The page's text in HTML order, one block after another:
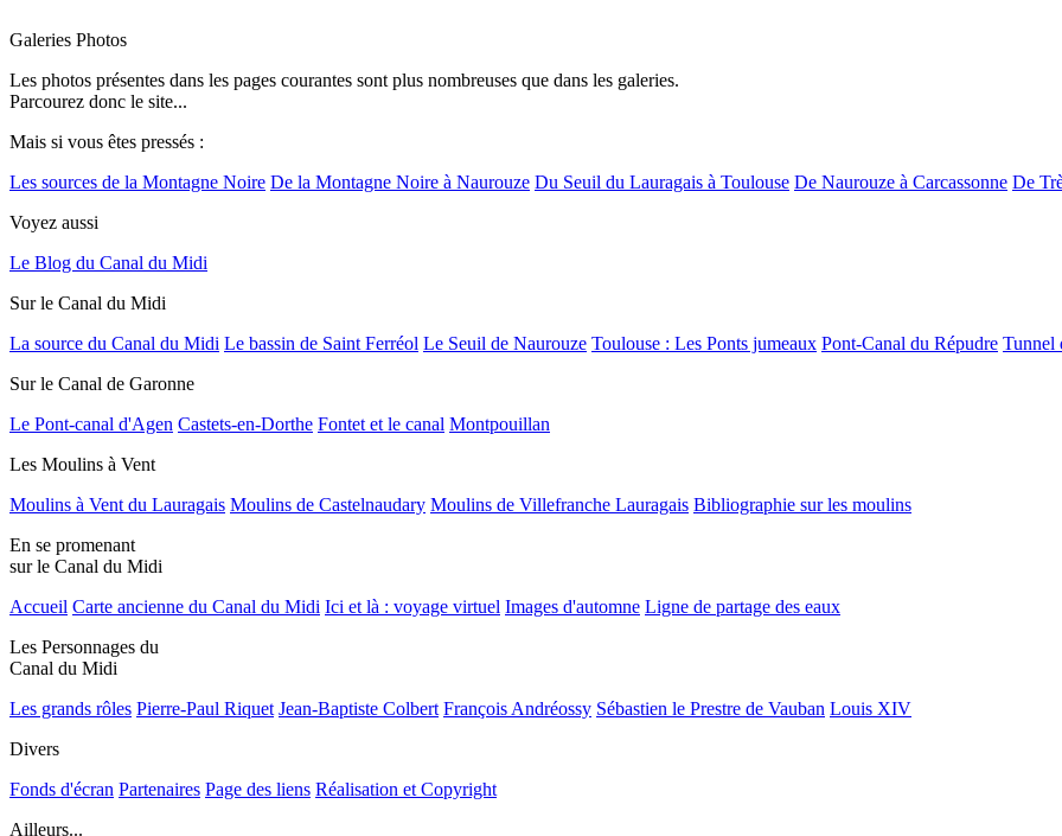
Galeries Photos
Les photos présentes dans les pages courantes sont plus nombreuses que dans les galeries.
Parcourez donc le site...
Mais si vous êtes pressés :
Les sources de la Montagne Noire De la Montagne Noire à Naurouze Du Seuil du Lauragais à Toulouse De Naurouze à Carcassonne De
Voyez aussi
Le Blog du Canal du Midi
Sur le Canal du Midi
La source du Canal du Midi Le bassin de Saint Ferréol Le Seuil de Naurouze Toulouse : Les Ponts jumeaux Pont-Canal du Répudre Tunnel
Sur le Canal de Garonne
Le Pont-canal d'Agen Castets-en-Dorthe Fontet et le canal Montpouillan
Les Moulins à Vent
Moulins à Vent du Lauragais Moulins de Castelnaudary Moulins de Villefranche Lauragais Bibliographie sur les moulins
En se promenant
sur le Canal du Midi
Accueil Carte ancienne du Canal du Midi Ici et là : voyage virtuel Images d'automne Ligne de partage des eaux
Les Personnages du
Canal du Midi
Les grands rôles Pierre-Paul Riquet Jean-Baptiste Colbert François Andréossy Sébastien le Prestre de Vauban Louis XIV
Divers
Fonds d'écran Partenaires Page des liens Réalisation et Copyright
Ailleurs...